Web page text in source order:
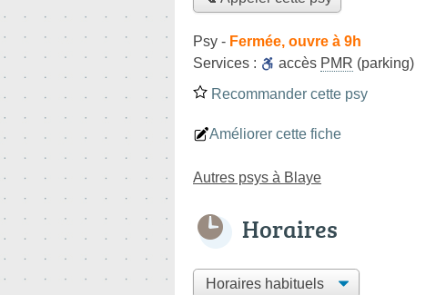
Psy - Fermée, ouvre à 9h
Services :
accès PMR (parking)
Recommander cette psy
Améliorer cette fiche
Autres psys à Blaye
Horaires